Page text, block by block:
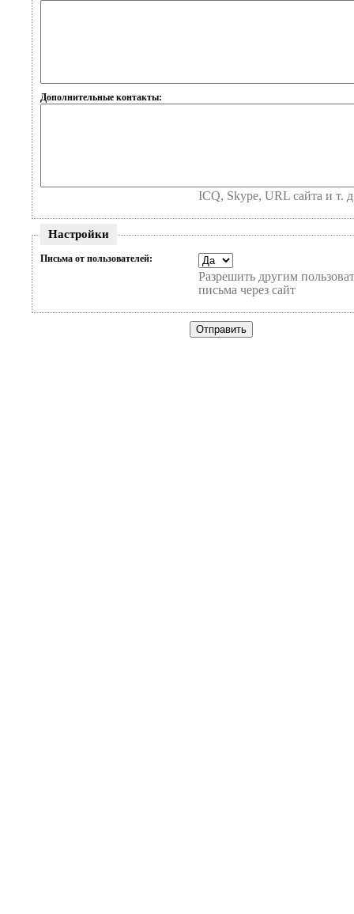
Дополнительные контакты:
ICQ, Skype, URL сайта и т.
Настройки
Письма от пользователей:
Разрешить другим
письма через сайт